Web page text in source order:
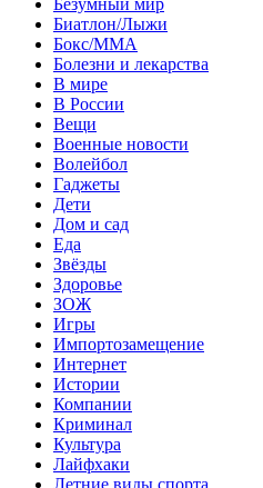
Биатлон/Лыжи
Бокс/MMA
Болезни и лекарства
В мире
В России
Вещи
Военные новости
Волейбол
Гаджеты
Дети
Дом и сад
Еда
Звёзды
Здоровье
ЗОЖ
Игры
Импортозамещение
Интернет
Истории
Компании
Криминал
Культура
Лайфхаки
Летние виды спорта